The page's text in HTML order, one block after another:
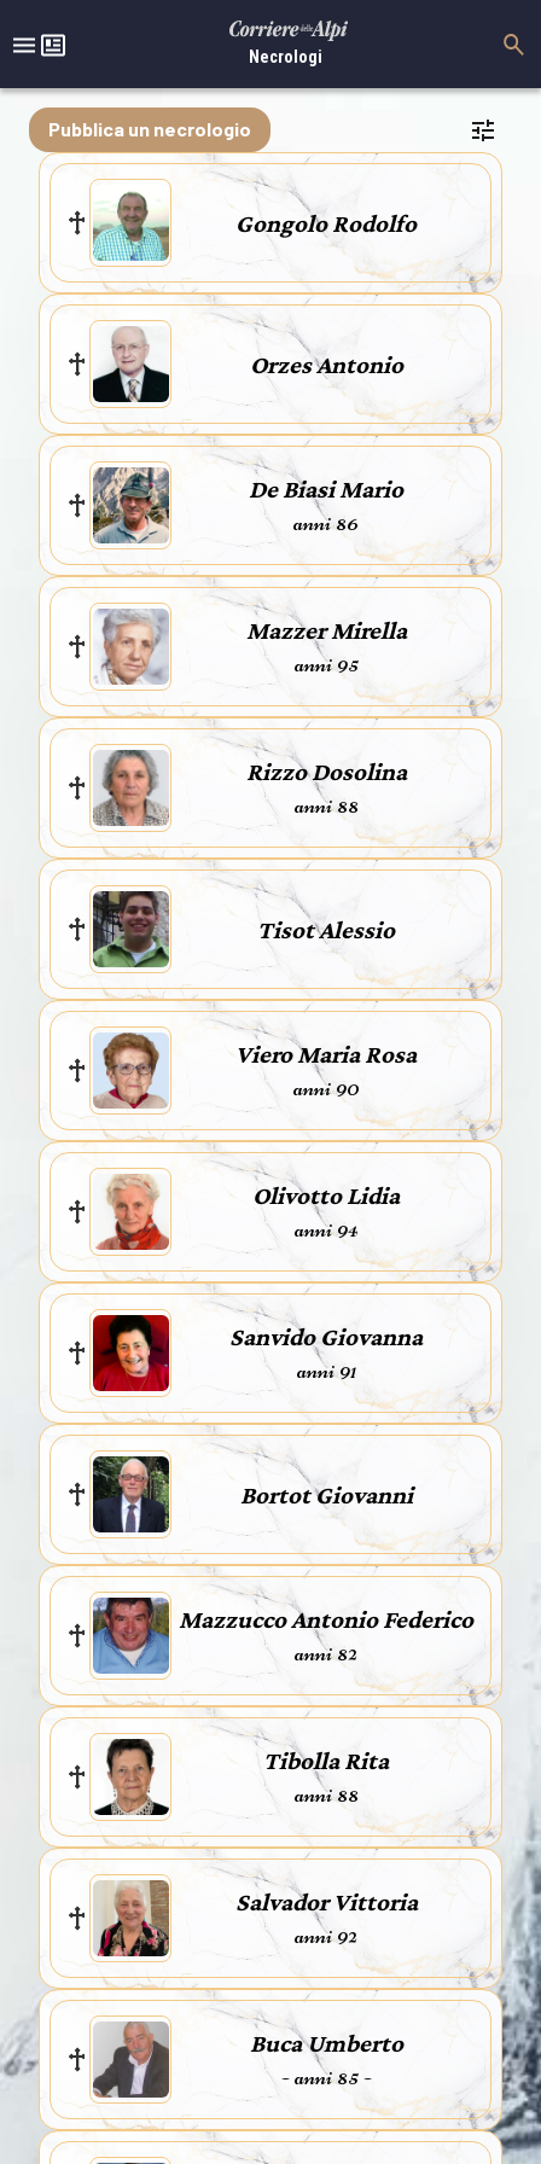
Necrologi
Pubblica un necrologio
Gongolo Rodolfo
Orzes Antonio
De Biasi Mario
anni 86
Mazzer Mirella
anni 95
Rizzo Dosolina
anni 88
Tisot Alessio
Viero Maria Rosa
anni 90
Olivotto Lidia
anni 94
Sanvido Giovanna
anni 91
Bortot Giovanni
Mazzucco Antonio Federico
anni 82
Tibolla Rita
anni 88
Salvador Vittoria
anni 92
Buca Umberto
- anni 85 -